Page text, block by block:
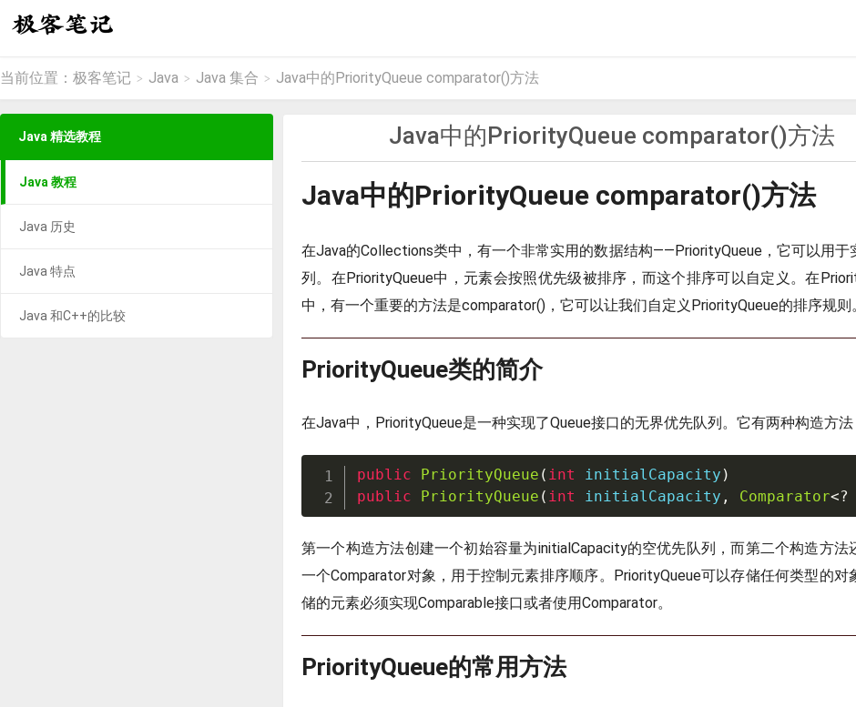
当前位置： 极客笔记 > Java > Java 集合 > Java中的PriorityQueue comparator()方法
Java中的PriorityQueue comparator()方法
Java中的PriorityQueue comparator()方法
在Java的Collections类中，有一个非常实用的数据结构——PriorityQueue，它可以用于
列。在PriorityQueue中，元素会按照优先级被排序，而这个排序可以自定义。在
中，有一个重要的方法是comparator()，它可以让我们自定义PriorityQueue的排序规则
PriorityQueue类的简介
在Java中，PriorityQueue是一种实现了Queue接口的无界优先队列。它有两种构造方法
public PriorityQueue ( int initialCapacity )
public
PriorityQueue ( int initialCapacity , Comparator<?
第一个构造方法创建一个初始容量为initialCapacity的空优先队列，而第二个构造方法
一个Comparator对象，用于控制元素排序顺序。PriorityQueue可以存储任何类型的对
储的元素必须实现Comparable接口或者使用Comparator。
PriorityQueue的常用方法
Java 精选教程
Java 教程
Java 历史
Java 特点
Java 和C++的比较